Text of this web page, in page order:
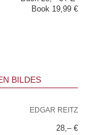
Book 19,99 €
BILDES
EDGAR REITZ
28,– €